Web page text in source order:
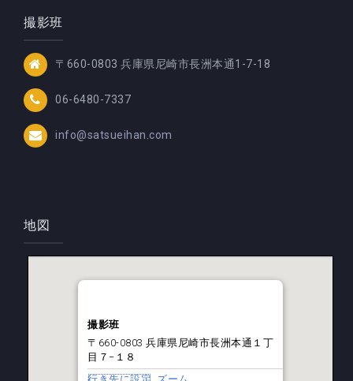
撮影班
〒660-0803 兵庫県尼崎市長洲本通1-7-18
06-6480-7337
info@satsueihan.com
地図
撮影班
〒660-0803 兵庫県尼崎市長洲本通１丁
目７−１８